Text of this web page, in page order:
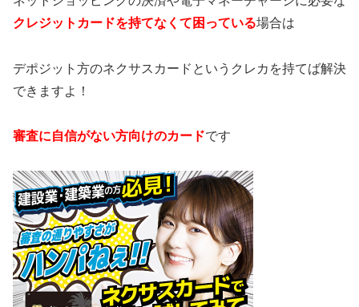
クレジットカードを持てなくて困っている場合は
デポジット方のネクサスカードというクレカを持てば解決
できますよ！
審査に自信がない方向けのカードです